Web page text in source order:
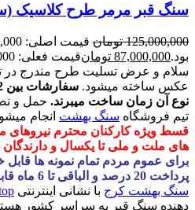
سنگ قبر مرمر طرح کلاسیک
125,000,000 تومان
بود.87,000,000 تومانقیمت فعلی: 87,000,000 تومان.
سلام و عرض تسلیت طرح مندرج در
عکس ساخته میشود.
نوع آن زمان ساخت میبرند. حمل و
تیم فروشگاه سنگ بهشت انجام
قسط ویژه کارکنان محترم
های ملت و ملی تا یکسال و
برای عموم مردم تمام نمونه ها
پرداخت 20 درصد و الباقی تا 6 ماه قابل اقساط هستند.
سنگ بهشت کرج با نشانی اینترنتی
دهنده سنگ قبر به سراسر کشور